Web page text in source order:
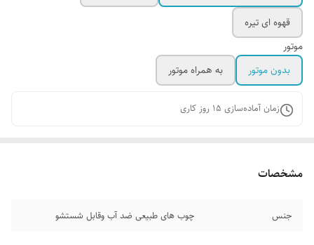
قهوه ای تیره
موتور
بدون موتور
به همراه موتور
زمان آماده‌سازی 15 روز کاری
مشخصات
جنس چوب های طبیعی ضد آب وقابل شستشو